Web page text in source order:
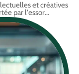
et créatives
par l'essor…